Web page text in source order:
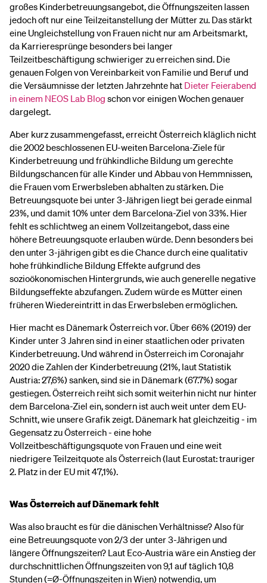
großes Kinderbetreuungsangebot, die Öffnungszeiten lassen
jedoch oft nur eine Teilzeitanstellung der Mütter zu. Das stärkt
eine Ungleichstellung von Frauen nicht nur am Arbeitsmarkt,
da Karrieresprünge besonders bei langer
Teilzeitbeschäftigung schwieriger zu erreichen sind. Die
genauen Folgen von Vereinbarkeit von Familie und Beruf und
die Versäumnisse der letzten Jahrzehnte hat Dieter Feierabend
in einem NEOS Lab Blog schon vor einigen Wochen genauer
dargelegt.
Aber kurz zusammengefasst, erreicht Österreich kläglich nicht
die 2002 beschlossenen EU-weiten Barcelona-Ziele für
Kinderbetreuung und frühkindliche Bildung um gerechte
Bildungschancen für alle Kinder und Abbau von Hemmnissen,
die Frauen vom Erwerbsleben abhalten zu stärken. Die
Betreuungsquote bei unter 3-Jährigen liegt bei gerade einmal
23%, und damit 10% unter dem Barcelona-Ziel von 33%. Hier
fehlt es schlichtweg an einem Vollzeitangebot, dass eine
höhere Betreuungsquote erlauben würde. Denn besonders bei
den unter 3-jährigen gibt es die Chance durch eine qualitativ
hohe frühkindliche Bildung Effekte aufgrund des
sozioökonomischen Hintergrunds, wie auch generelle negative
Bildungseffekte abzufangen. Zudem würde es Mütter einen
früheren Wiedereintritt in das Erwerbsleben ermöglichen.
Hier macht es Dänemark Österreich vor. Über 66% (2019) der
Kinder unter 3 Jahren sind in einer staatlichen oder privaten
Kinderbetreuung. Und während in Österreich im Coronajahr
2020 die Zahlen der Kinderbetreuung (21%, laut Statistik
Austria: 27,6%) sanken, sind sie in Dänemark (67.7%) sogar
gestiegen. Österreich reiht sich somit weiterhin nicht nur hinter
dem Barcelona-Ziel ein, sondern ist auch weit unter dem EU-
Schnitt, wie unsere Grafik zeigt. Dänemark hat gleichzeitig - im
Gegensatz zu Österreich - eine hohe
Vollzeitbeschäftigungsquote von Frauen und eine weit
niedrigere Teilzeitquote als Österreich (laut Eurostat: trauriger
2. Platz in der EU mit 47,1%).
Was Österreich auf Dänemark fehlt
Was also braucht es für die dänischen Verhältnisse? Also für
eine Betreuungsquote von 2/3 der unter 3-Jährigen und
längere Öffnungszeiten? Laut Eco-Austria wäre ein Anstieg der
durchschnittlichen Öffnungszeiten von 9,1 auf täglich 10,8
Stunden (=Ø-Öffnungszeiten in Wien) notwendig, um